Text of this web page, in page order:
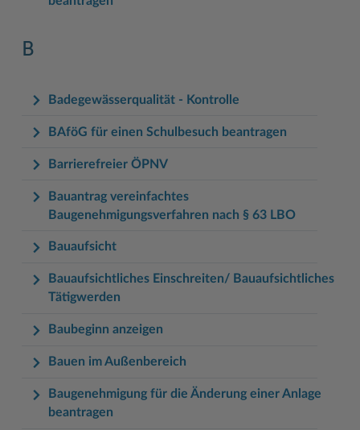
B
Badegewässerqualität - Kontrolle
BAföG für einen Schulbesuch beantragen
Barrierefreier ÖPNV
Bauantrag vereinfachtes
Baugenehmigungsverfahren nach § 63 LBO
Bauaufsicht
Bauaufsichtliches Einschreiten/ Bauaufsichtliches
Tätigwerden
Baubeginn anzeigen
Bauen im Außenbereich
Baugenehmigung für die Änderung einer Anlage
beantragen